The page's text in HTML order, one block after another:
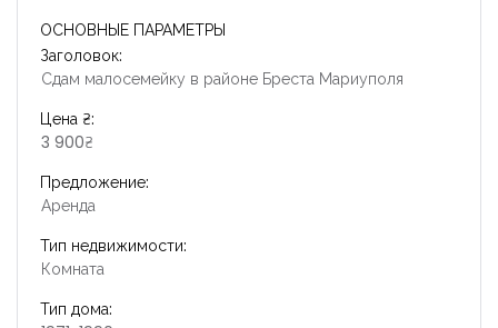
ОСНОВНЫЕ ПАРАМЕТРЫ
Заголовок:
Сдам малосемейку в районе Бреста Мариуполя
Цена ₴:
3 900₴
Предложение:
Аренда
Тип недвижимости:
Комната
Тип дома: